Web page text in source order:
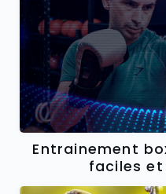
Entrainement
faciles